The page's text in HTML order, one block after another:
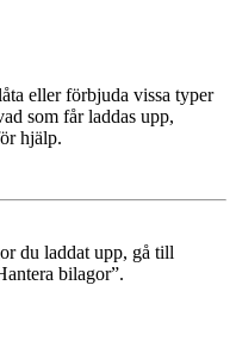
eller förbjuda vissa typer
som får laddas upp,
hjälp.
du laddat upp, gå till
bilagor”.